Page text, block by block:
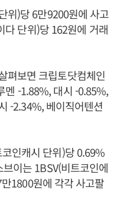
위)당 6만9200원에 사고
다 단위)당 162원에 거래
펴보면 크립토닷컴체인
멘 -1.88%, 대시 -0.85%,
-2.34%, 베이직어텐션
인캐시 단위)당 0.69%
이는 1BSV(비트코인에
1800원에 각각 사고팔